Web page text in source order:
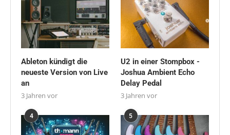
Ableton kündigt die
neueste Version von Live
an
3 Jahren vor
U2 in einer Stompbox -
Joshua Ambient Echo
Delay Pedal
3 Jahren vor
4 5